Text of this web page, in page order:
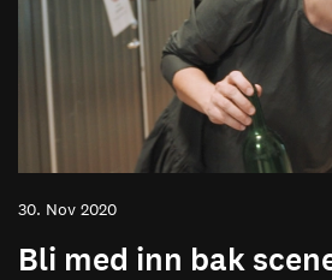
30. Nov 2020
Bli med inn bak